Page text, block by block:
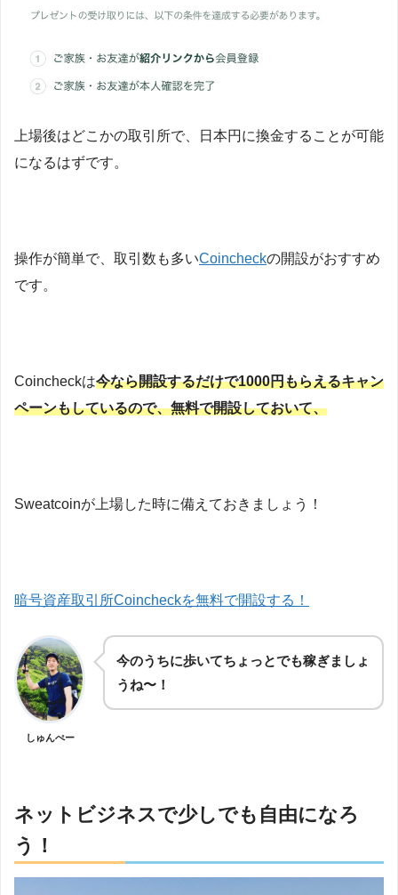
上場後はどこかの取引所で、日本円に換金することが可能
になるはずです。
操作が簡単で、取引数も多いCoincheckの開設がおすすめ
です。
Coincheckは今なら開設するだけで1000円もらえるキャン
ペーンもしているので、無料で開設しておいて、
Sweatcoinが上場した時に備えておきましょう！
暗号資産取引所Coincheckを無料で開設する！
しゅんぺー
今のうちに歩いてちょっとでも稼ぎましょ
うね〜！
ネットビジネスで少しでも自由になろ
う！